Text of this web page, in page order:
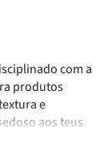
com a
produtos
e
aos teus